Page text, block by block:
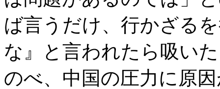
ば言うだけ、行かざる
な』と言われたら吸い
のべ、中国の圧力に原